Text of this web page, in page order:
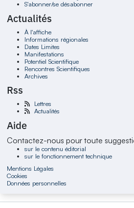
S'abonner/se désabonner
Actualités
À l'affiche
Informations régionales
Dates Limites
Manifestations
Potentiel Scientifique
Rencontres Scientifiques
Archives
Rss
Lettres
Actualités
Aide
Contactez-nous pour toute
sur le contenu éditorial
sur le fonctionnement technique
Mentions Légales
Cookies
Données personnelles